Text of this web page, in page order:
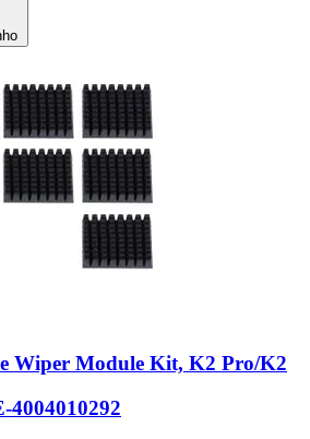
Wiper Module Kit, K2 Pro/K2